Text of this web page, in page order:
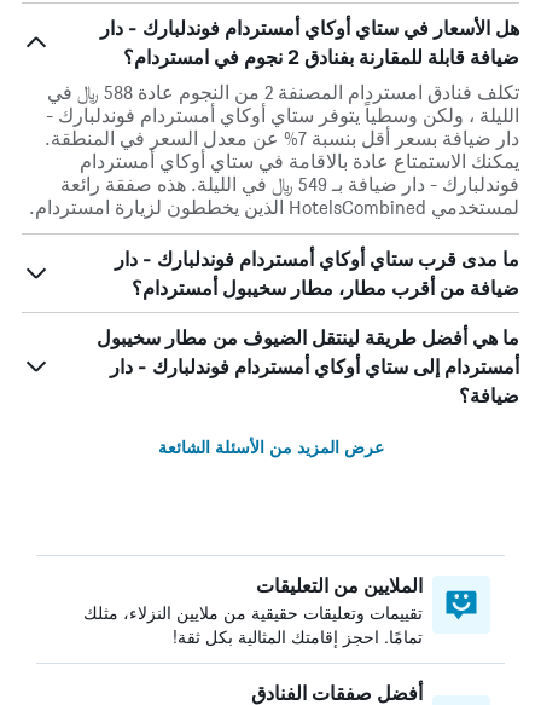
هل الأسعار في ستاي أوكاي أمستردام فوندلبارك - دار
ضيافة قابلة للمقارنة بفنادق 2 نجوم في امستردام؟
تكلف فنادق امستردام المصنفة 2 من النجوم عادة 588 ﷼ في
الليلة ، ولكن وسطياً يتوفر ستاي أوكاي أمستردام فوندلبارك -
دار ضيافة بسعر أقل بنسبة 7% عن معدل السعر في المنطقة.
يمكنك الاستمتاع عادة بالاقامة في ستاي أوكاي أمستردام
فوندلبارك - دار ضيافة بـ 549 ﷼ في الليلة. هذه صفقة رائعة
لمستخدمي HotelsCombined الذين يخططون لزيارة امستردام.
ما مدى قرب ستاي أوكاي أمستردام فوندلبارك - دار
ضيافة من أقرب مطار، مطار سخيبول أمستردام؟
ما هي أفضل طريقة لينتقل الضيوف من مطار سخيبول
أمستردام إلى ستاي أوكاي أمستردام فوندلبارك - دار
ضيافة؟
عرض المزيد من الأسئلة الشائعة
الملايين من التعليقات
تقييمات وتعليقات حقيقية من ملايين النزلاء، مثلك
تمامًا. احجز إقامتك المثالية بكل ثقة!
أفضل صفقات الفنادق